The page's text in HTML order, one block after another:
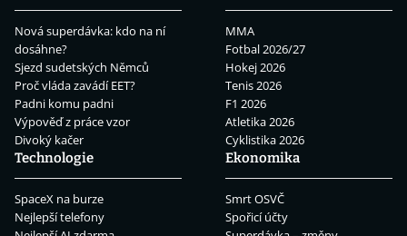
Nová superdávka: kdo na ní
dosáhne?
Sjezd sudetských Němců
Proč vláda zavádí EET?
Padni komu padni
Výpověď z práce vzor
Divoký kačer
MMA
Fotbal 2026/27
Hokej 2026
Tenis 2026
F1 2026
Atletika 2026
Cyklistika 2026
Technologie
SpaceX na burze
Nejlepší telefony
Ekonomika
Smrt OSVČ
Spořicí účty